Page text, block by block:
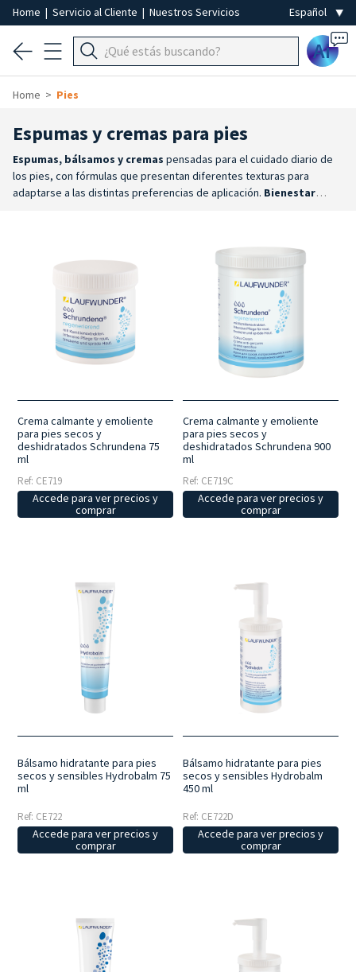
Home | Servicio al Cliente | Nuestros Servicios
Ai
Home Pies
Espumas y cremas para pies
Espumas, bálsamos y cremas pensadas para el cuidado diario de
los pies, con fórmulas que presentan diferentes texturas para
adaptarse a las distintas preferencias de aplicación. Bienestar
cremas, bálsamos e innovadoras espumas de rápida absorción, para
ofrecer una aplicación práctica, rápida y cómoda.Marcas de
referencia
: están disponibles los productos Laufwunder y las
espumas Callusan, apreciadas por la calidad de sus fórmulas y su
exclusiva textura en espuma.
Para uso profesional y doméstico
productos ideales tanto para tratamientos profesionales como para
el cuidado diario en casa, que ayudan a prolongar el bienestar de la
Crema calmante y emoliente
para pies secos y
deshidratados Schrundena 75
ml
Ref: CE719
Accede para ver precios y
comprar
Crema calmante y emoliente
para pies secos y
deshidratados Schrundena 900
ml
Ref: CE719C
Accede para ver precios y
comprar
Bálsamo hidratante para pies
secos y sensibles Hydrobalm 75
ml
Ref: CE722
Accede para ver precios y
comprar
Bálsamo hidratante para pies
secos y sensibles Hydrobalm
450 ml
Ref: CE722D
Accede para ver precios y
comprar